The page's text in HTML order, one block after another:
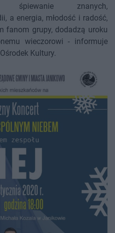
śpiewanie znanych,
a energia, młodość i radość,
fanom grupy, dodadzą uroku
wieczorowi - informuje
Kultury.